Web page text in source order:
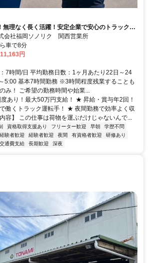
無理なく長く活躍！安定企業で安心のトラック運
で働ける☆ドライバーさんの負担が少ない☆業務
にも注力！
会社福岡ソノリク 関西営業所
車で8分
円
7時間/日 平均勤務日数：1ヶ月あたり22日～24
5:00 基本7時間勤務 ※3時間程度残業することも
み！ ご希望の勤務時間や始業...
あり！最大50万円支給！ ★ 昇給・賞与年2回！
働くトラック運転手！ ★ 夜間勤務で効率よく収
容】 この仕事は荷物を運ぶだけじゃないんで...
資格取得支援あり フリーター歓迎 早朝
学歴不問
験者歓迎 経験者歓迎 夜間 有資格者歓迎
研修あり
交通費支給 長期歓迎 深夜